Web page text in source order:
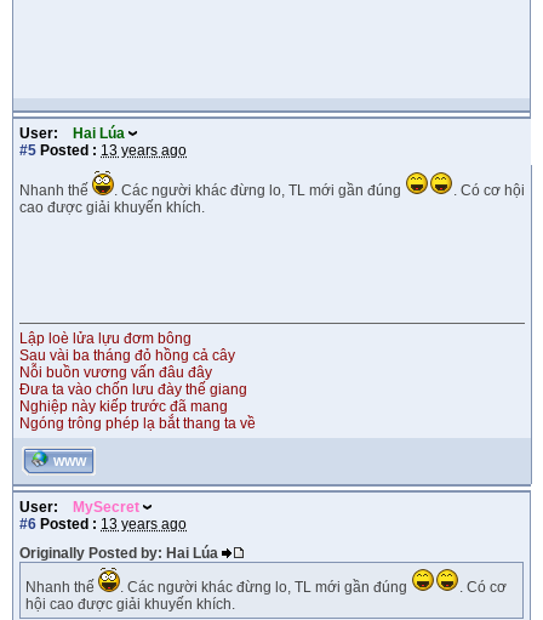
User:
Hai Lúa
#5 Posted : 13 years ago
Nhanh thế . Các người khác đừng lo, TL mới gần đúng
. Có cơ hội
cao được giải khuyến khích.
Lập loè lửa lựu đơm bông
Sau vài ba tháng đỏ hồng cả cây
Nỗi buồn vương vấn đâu đây
Đưa ta vào chốn lưu đày thế giang
Nghiệp này kiếp trước đã mang
Ngóng trông phép lạ bắt thang ta về
WWW
User:
MySecret
#6 Posted : 13 years ago
Originally Posted by: Hai Lúa
Nhanh thế
. Các người khác đừng lo, TL mới gần đúng
. Có cơ
hội cao được giải khuyến khích.